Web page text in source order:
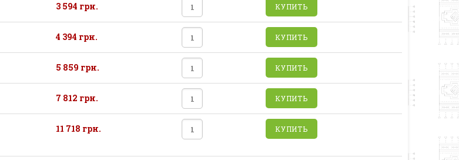
3 594 грн. КУПИТЬ
4 394 грн. КУПИТЬ
5 859 грн. КУПИТЬ
7 812 грн. КУПИТЬ
11 718 грн. КУПИТЬ